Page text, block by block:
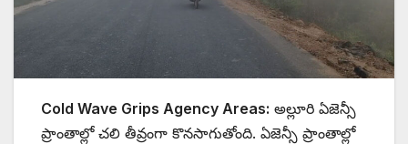
Cold Wave Grips Agency Areas: అల్లూరి ఏజెన్సీ
ప్రాంతాల్లో చలి తీవ్రంగా కొనసాగుతోంది. ఏజెన్సీ ప్రాంతాల్లో